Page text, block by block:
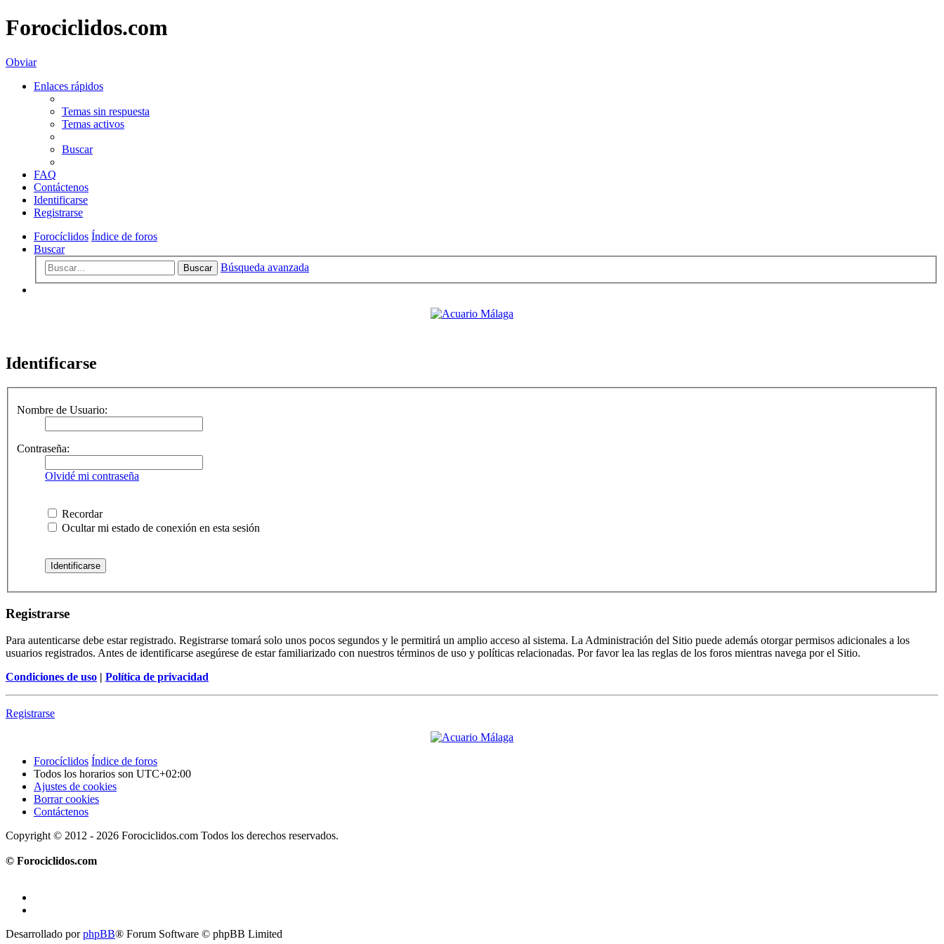
Forociclidos.com
Obviar
Enlaces rápidos
Temas sin respuesta
Temas activos
Buscar
FAQ
Contáctenos
Identificarse
Registrarse
Forocíclidos Índice de foros
Buscar
Buscar Búsqueda avanzada
Identificarse
Nombre de Usuario:
Contraseña:
Olvidé mi contraseña
Recordar
Ocultar mi estado de conexión en esta sesión
Registrarse
Para autenticarse debe estar registrado. Registrarse tomará solo unos pocos segundos y le permitirá un amplio acceso al sistema. La Administración del Sitio puede además otorgar permisos adicionales a los
usuarios registrados. Antes de identificarse asegúrese de estar familiarizado con nuestros términos de uso y políticas relacionadas. Por favor lea las reglas de los foros mientras navega por el Sitio.
Condiciones de uso | Política de privacidad
Registrarse
Forocíclidos Índice de foros
Todos los horarios son UTC+02:00
Ajustes de cookies
Borrar cookies
Contáctenos
Copyright © 2012 - 2026 Forociclidos.com Todos los derechos reservados.
© Forociclidos.com
Desarrollado porphpBB® Forum Software © phpBB Limited